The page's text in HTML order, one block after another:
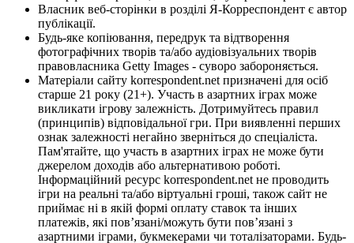
Власник веб-сторінки в розділі Я-Корреспондент є автор
публікації.
Будь-яке копіювання, передрук та відтворення
фотографічних творів та/або аудіовізуальних творів
правовласника Getty Images - суворо забороняється.
Матеріали сайту korrespondent.net призначені для осіб
старше 21 року (21+). Участь в азартних іграх може
викликати ігрову залежність. Дотримуйтесь правил
(принципів) відповідальної гри. При виявленні перших
ознак залежності негайно зверніться до спеціаліста.
Пам'ятайте, що участь в азартних іграх не може бути
джерелом доходів або альтернативою роботі.
Інформаційний ресурс korrespondent.net не проводить
ігри на реальні та/або віртуальні гроші, також сайт не
приймає ні в якій формі оплату ставок та інших
платежів, які пов’язані/можуть бути пов’язані з
азартними іграми, букмекерами чи тоталізаторами. Будь-